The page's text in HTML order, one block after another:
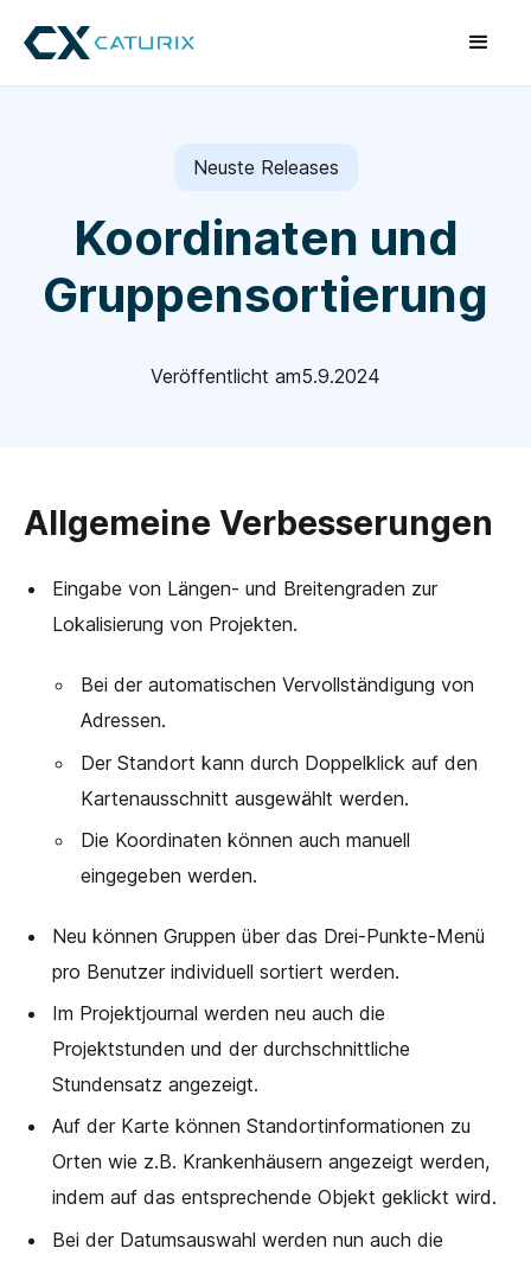
Neuste Releases
Koordinaten und
Gruppensortierung
Veröffentlicht am5.9.2024
Allgemeine Verbesserungen
Eingabe von Längen- und Breitengraden zur
Lokalisierung von Projekten.
Bei der automatischen Vervollständigung von
Adressen.
Der Standort kann durch Doppelklick auf den
Kartenausschnitt ausgewählt werden.
Die Koordinaten können auch manuell
eingegeben werden.
Neu können Gruppen über das Drei-Punkte-Menü
pro Benutzer individuell sortiert werden.
Im Projektjournal werden neu auch die
Projektstunden und der durchschnittliche
Stundensatz angezeigt.
Auf der Karte können Standortinformationen zu
Orten wie z.B. Krankenhäusern angezeigt werden,
indem auf das entsprechende Objekt geklickt wird.
Bei der Datumsauswahl werden nun auch die